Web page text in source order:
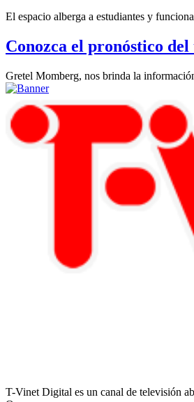
El espacio alberga a estudiantes y
Conozca el pronóstico
Gretel Momberg, nos brinda la
T-Vinet Digital es un canal de televisión